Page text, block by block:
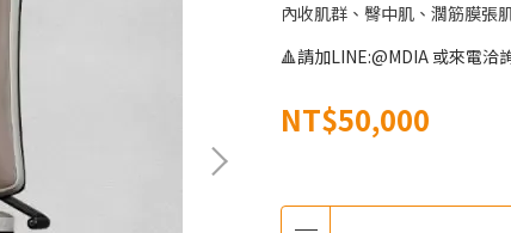
內收肌群、臀中肌、濶筋膜張
🔺請加LINE:@MDIA 或來電洽
NT$50,000